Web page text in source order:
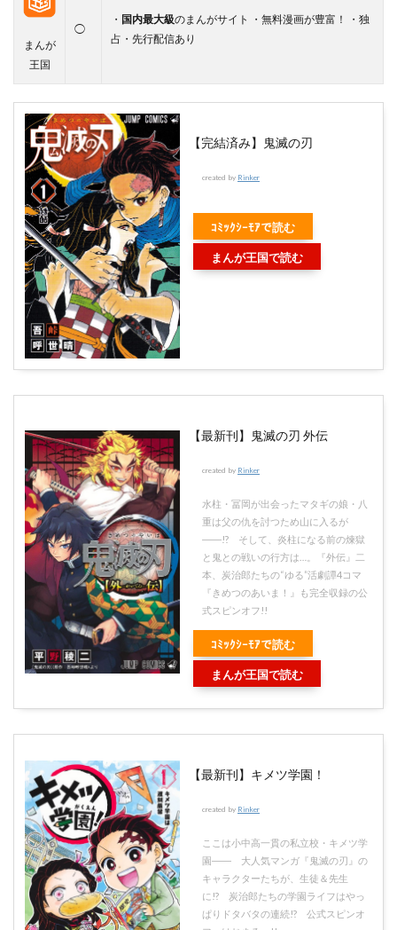
まんが
王国
◯
・ 国内最大級のまんがサイト ・無料漫画が豊富！ ・独
占・先行配信あり
【完結済み】鬼滅の刃
created by Rinker
ｺﾐｯｸｼｰﾓｱで読む
まんが王国で読む
【最新刊】鬼滅の刃 外伝
created by Rinker
水柱・冨岡が出会ったマタギの娘・八
重は父の仇を討つため山に入るが
――!? そして、炎柱になる前の煉獄
と鬼との戦いの行方は…。『外伝』二
本、炭治郎たちの“ゆる”活劇譚4コマ
『きめつのあいま！』も完全収録の公
式スピンオフ!!
ｺﾐｯｸｼｰﾓｱで読む
まんが王国で読む
【最新刊】キメツ学園！
created by Rinker
ここは小中高一貫の私立校・キメツ学
園―― 大人気マンガ『鬼滅の刃』の
キャラクターたちが、生徒＆先生
に!? 炭治郎たちの学園ライフはやっ
ぱりドタバタの連続!? 公式スピンオ